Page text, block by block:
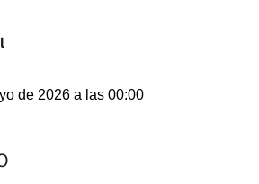
de 2026 a las 00:00